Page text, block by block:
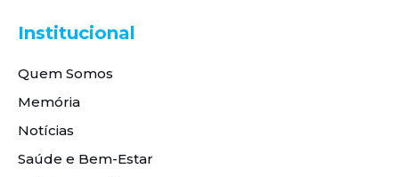
Institucional
Quem Somos
Memória
Notícias
Saúde e Bem-Estar